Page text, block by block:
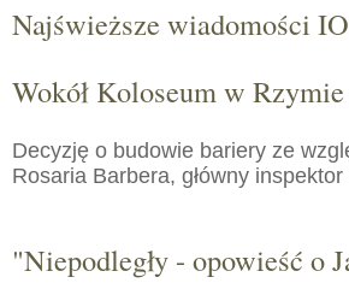
Najświeższe wiadomości
Wokół Koloseum w
Decyzję o budowie bariery ze
Rosaria Barbera, główny
"Niepodległy - opowieść o